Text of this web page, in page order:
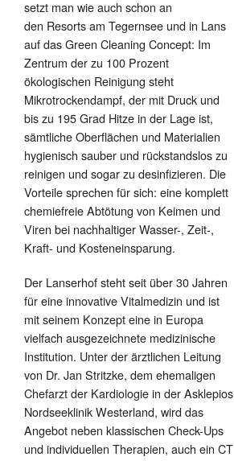
setzt man wie auch schon an
den Resorts am Tegernsee und in Lans
auf das Green Cleaning Concept: Im
Zentrum der zu 100 Prozent
ökologischen Reinigung steht
Mikrotrockendampf, der mit Druck und
bis zu 195 Grad Hitze in der Lage ist,
sämtliche Oberflächen und Materialien
hygienisch sauber und rückstandslos zu
reinigen und sogar zu desinfizieren. Die
Vorteile sprechen für sich: eine komplett
chemiefreie Abtötung von Keimen und
Viren bei nachhaltiger Wasser-, Zeit-,
Kraft- und Kosteneinsparung.
Der Lanserhof steht seit über 30 Jahren
für eine innovative Vitalmedizin und ist
mit seinem Konzept eine in Europa
vielfach ausgezeichnete medizinische
Institution. Unter der ärztlichen Leitung
von Dr. Jan Stritzke, dem ehemaligen
Chefarzt der Kardiologie in der Asklepios
Nordseeklinik Westerland, wird das
Angebot neben klassischen Check-Ups
und individuellen Therapien, auch ein CT